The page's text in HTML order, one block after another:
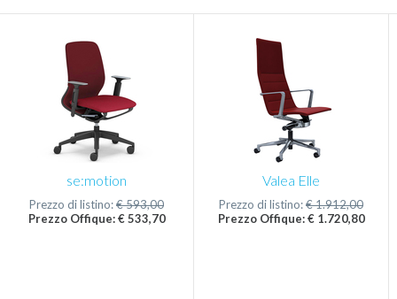
se:motion
Prezzo di listino:€ 593,00
Prezzo Offique: € 533,70
Valea Elle
Prezzo di listino:€ 1.912,00
Prezzo Offique: € 1.720,80